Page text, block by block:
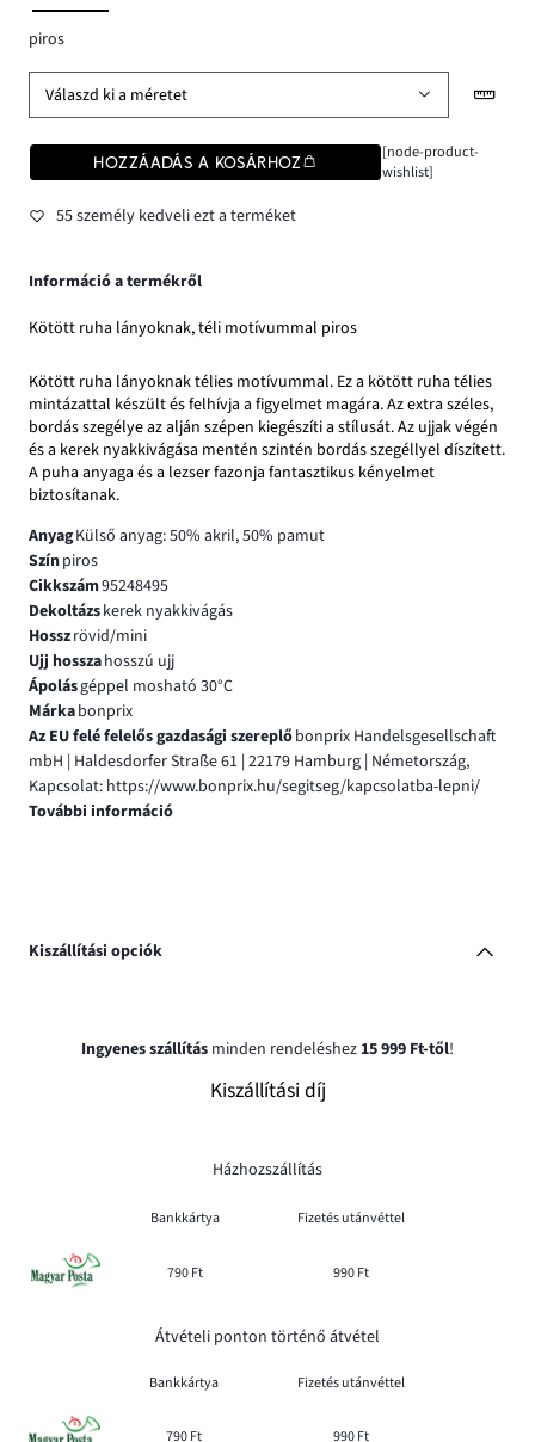
piros
Válaszd ki a méretet
HOZZÁADÁS A KOSÁRHOZ
[node-product-
wishlist]
55 személy kedveli ezt a terméket
Információ a termékről
Kötött ruha lányoknak, téli motívummal piros
Kötött ruha lányoknak télies motívummal. Ez a kötött ruha télies
mintázattal készült és felhívja a figyelmet magára. Az extra széles,
bordás szegélye az alján szépen kiegészíti a stílusát. Az ujjak végén
és a kerek nyakkivágása mentén szintén bordás szegéllyel díszített.
A puha anyaga és a lezser fazonja fantasztikus kényelmet
biztosítanak.
AnyagKülső anyag: 50% akril, 50% pamut
Színpiros
Cikkszám95248495
Dekoltázskerek nyakkivágás
Hosszrövid/mini
Ujj hosszahosszú ujj
Ápolásgéppel mosható 30°C
Márkabonprix
Az EU felé felelős gazdasági szereplőbonprix Handelsgesellschaft
mbH | Haldesdorfer Straße 61 | 22179 Hamburg | Németország,
Kapcsolat: https://www.bonprix.hu/segitseg/kapcsolatba-lepni/
További információ
Kiszállítási opciók
Ingyenes szállítás minden rendeléshez 15 999 Ft-től!
Kiszállítási díj
Házhozszállítás
Bankkártya Fizetés utánvéttel
790 Ft 990 Ft
Átvételi ponton történő átvétel
Bankkártya Fizetés utánvéttel
790 Ft 990 Ft